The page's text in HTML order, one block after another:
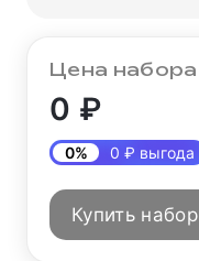
Цена набора
0 ₽
0% 0 ₽ выгода
Купить набор